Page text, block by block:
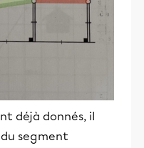
déjà donnés, il
segment